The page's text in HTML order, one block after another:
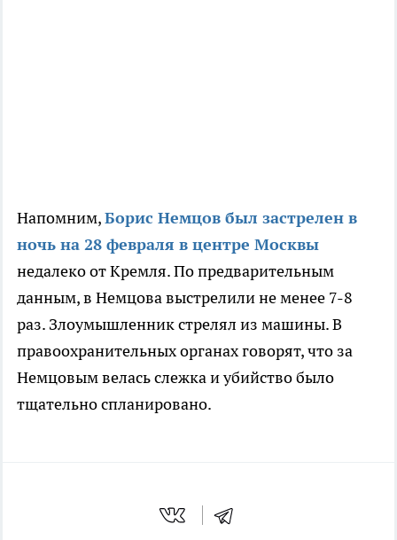
Напомним,Борис Немцов был застрелен в
ночь на 28 февраля в центре Москвы
недалеко от Кремля. По предварительным
данным, в Немцова выстрелили не менее 7-8
раз. Злоумышленник стрелял из машины. В
правоохранительных органах говорят, что за
Немцовым велась слежка и убийство было
тщательно спланировано.